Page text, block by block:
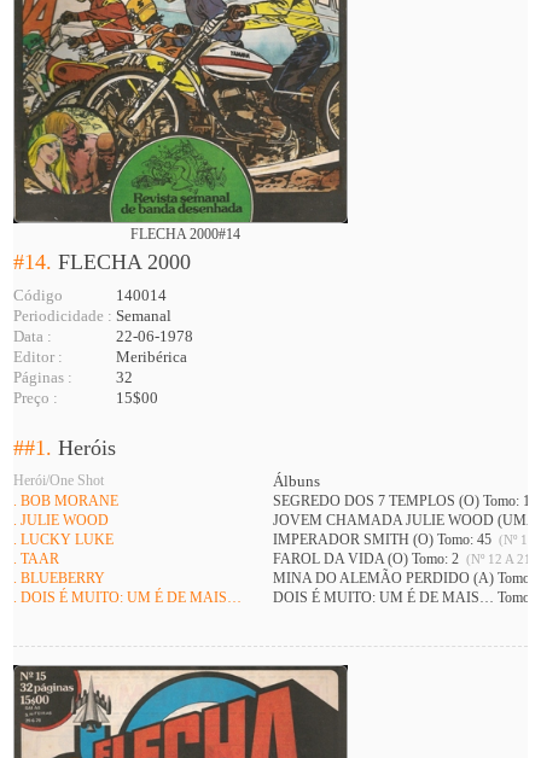
FLECHA 2000#14
#14.FLECHA 2000
Código
140014
Periodicidade : Semanal
Data :
22-06-1978
Editor :
Meribérica
Páginas :
32
Preço :
15$00
##1.Heróis
Herói/One Shot Álbuns
. BOB MORANE
SEGREDO DOS 7 TEMPLOS (O) Tomo: 10
. JULIE WOOD
JOVEM CHAMADA JULIE WOOD
. LUCKY LUKE
IMPERADOR SMITH (O) Tomo: 45 (Nº 11
. TAAR FAROL DA VIDA (O) Tomo: 2 (Nº 12 A 21 )
. BLUEBERRY
MINA DO ALEMÃO PERDIDO (A) Tomo:
. DOIS É MUITO: UM É DE MAIS…
DOIS É MUITO: UM É DE MAIS… Tomo: